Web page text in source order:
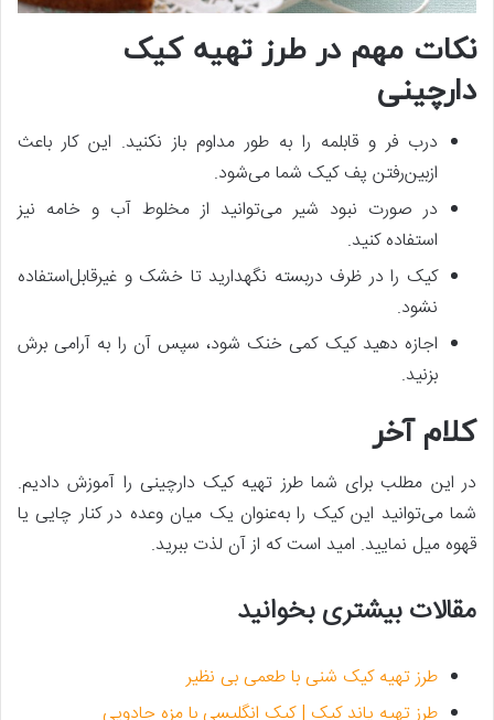
نکات مهم در طرز تهیه کیک
دارچینی
درب فر و قابلمه را به طور مداوم باز نکنید. این کار باعث
ازبین‌رفتن پف کیک شما می‌شود.
در صورت نبود شیر می‌توانید از مخلوط آب و خامه نیز
استفاده کنید.
کیک را در ظرف دربسته نگهدارید تا خشک و غیرقابل‌استفاده
نشود.
اجازه دهید کیک کمی خنک شود، سپس آن را به آرامی برش
بزنید.
کلام آخر
در این مطلب برای شما طرز تهیه کیک دارچینی را آموزش دادیم.
شما می‌توانید این کیک را به‌عنوان یک میان وعده در کنار چایی یا
قهوه میل نمایید. امید است که از آن لذت ببرید.
مقالات بیشتری بخوانید
طرز تهیه کیک شنی با طعمی بی نظیر